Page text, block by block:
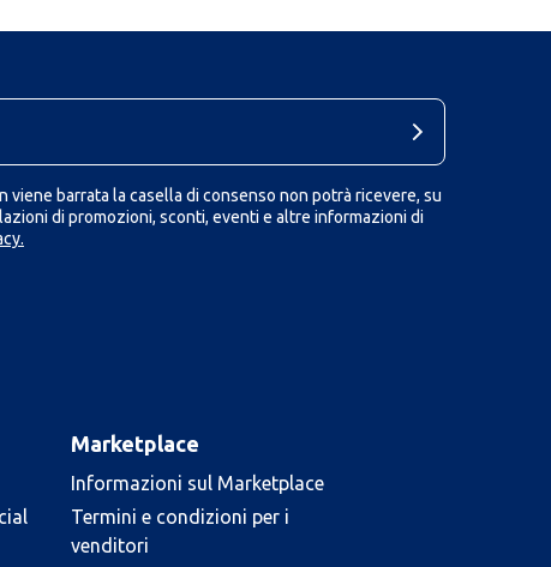
barrata la casella di consenso non potrà ricevere, su
di promozioni, sconti, eventi e altre informazioni di
Marketplace
Informazioni sul Marketplace
Termini e condizioni per i
venditori